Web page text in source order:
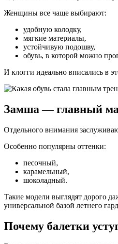
Женщины все чаще выбирают:
удобную колодку,
мягкие материалы,
устойчивую подошву,
обувь, в которой можно
И клогги идеально вписались в
Замша — главный
Отдельного внимания
Особенно популярны оттенки:
песочный,
карамельный,
шоколадный.
Такие модели выглядят дорого
универсальной базой летнего
Почему балетки